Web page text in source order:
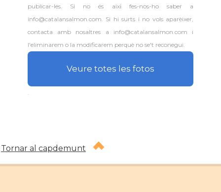
publicar-les. Si no és així fes-nos-ho saber a
info@catalansalmon.com. Si hi surts i no vols aparèixer,
contacta amb nosaltres a info@catalansalmon.com i
l'eliminarem o la modificarem perquè no se't reconegui.
Veure totes les fotos
Tornar al capdemunt